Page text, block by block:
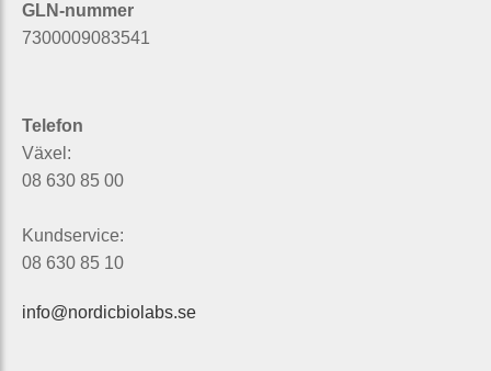
GLN-nummer
7300009083541
Telefon
Växel:
08 630 85 00
Kundservice:
08 630 85 10
info@nordicbiolabs.se